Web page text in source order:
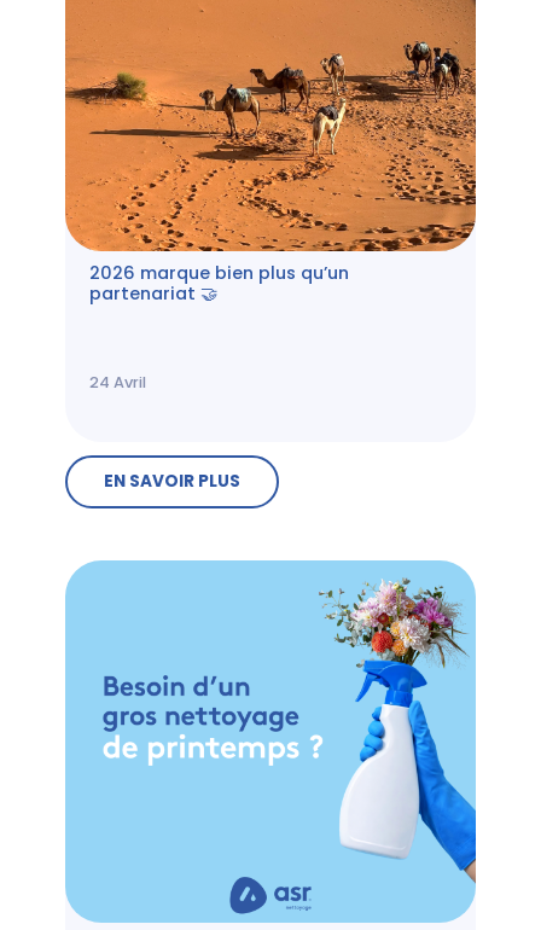
2026 marque bien plus qu’un
partenariat 🤝
24 Avril
EN SAVOIR PLUS